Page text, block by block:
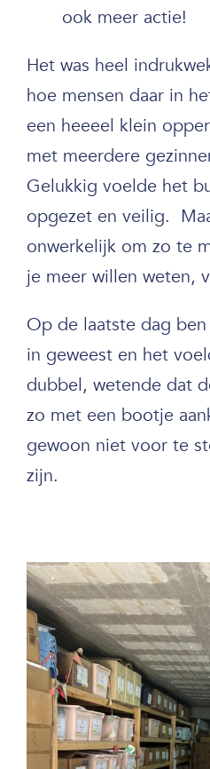
ook meer actie!
Het was heel
hoe mensen daar in
een heeeel klein
met meerdere
Gelukkig voelde het
opgezet en veilig.
onwerkelijk om zo te
je meer willen weten,
Op de laatste dag
in geweest en het
dubbel, wetende dat
zo met een bootje
gewoon niet voor te
zijn.